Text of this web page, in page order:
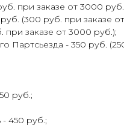
при заказе от 3000
(300 руб. при заказе
при заказе от 3000 руб.);
Партсьезда - 350 руб.
руб.;
450 руб.;